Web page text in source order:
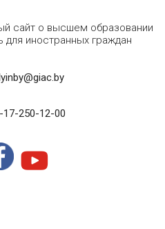
сайт о высшем образовании
для иностранных граждан
17-250-12-00